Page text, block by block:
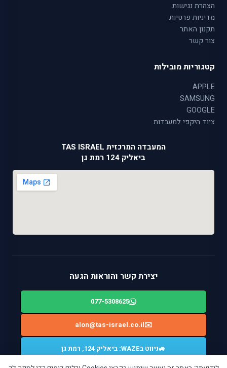
הצהרת נגישות
מדיניות פרטיות
תקנון האתר
צור קשר
קטגוריות מובילות
APPLE
SAMSUNG
GOOGLE
ציוד היקפי למעבדות
המעבדה המרכזית TAS ISRAEL
ביאליק 124 רמת גן
יצירת קשר והוראות הגעה
077-5308625
✉️
alon@tas-israel.co.il
🚙ניווט בWAZE: ביאליק 124, רמת גן